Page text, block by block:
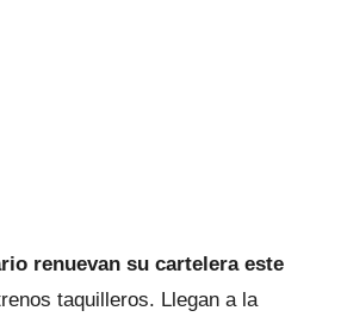
renuevan su cartelera este
taquilleros. Llegan a la